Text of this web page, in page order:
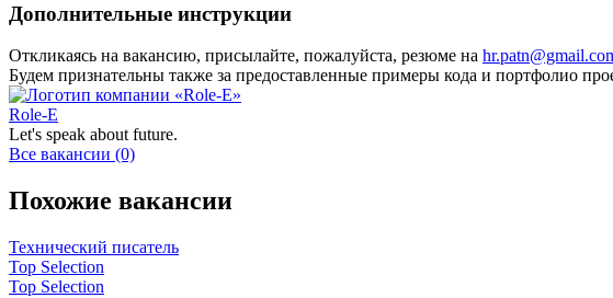
Дополнительные инструкции
Откликаясь на вакансию, присылайте, пожалуйста, резюме на
Будем признательны также за предоставленные примеры кода и портфолио
Role-E
Let's speak about future.
Все вакансии (0)
Похожие вакансии
Технический писатель
Top Selection
Top Selection